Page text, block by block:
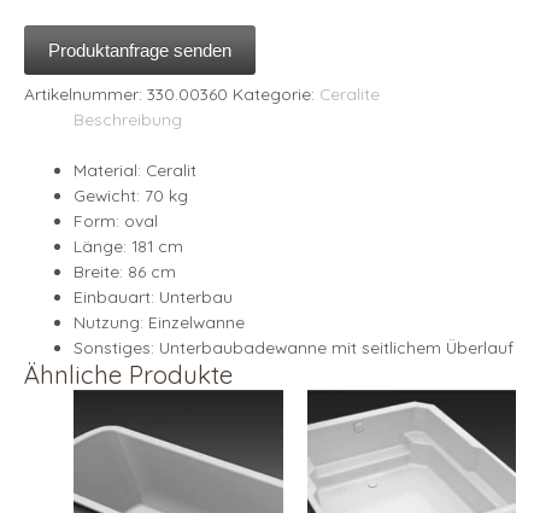
Produktanfrage senden
Artikelnummer: 330.00360 Kategorie: Ceralite
Beschreibung
Material: Ceralit
Gewicht: 70 kg
Form: oval
Länge: 181 cm
Breite: 86 cm
Einbauart: Unterbau
Nutzung: Einzelwanne
Sonstiges: Unterbaubadewanne mit seitlichem Überlauf
Ähnliche Produkte